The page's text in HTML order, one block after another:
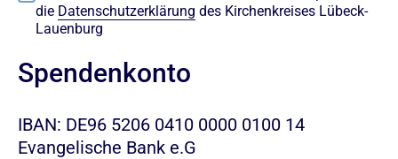
die Datenschutzerklärung des Kirchenkreises Lübeck-
Lauenburg
Spendenkonto
IBAN: DE96 5206 0410 0000 0100 14
Evangelische Bank e.G